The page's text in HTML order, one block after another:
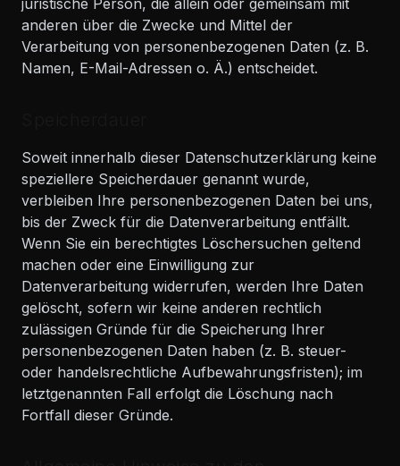
juristische Person, die allein oder gemeinsam mit
anderen über die Zwecke und Mittel der
Verarbeitung von personenbezogenen Daten (z. B.
Namen, E-Mail-Adressen o. Ä.) entscheidet.
Soweit innerhalb dieser Datenschutzerklärung keine
speziellere Speicherdauer genannt wurde,
verbleiben Ihre personenbezogenen Daten bei uns,
bis der Zweck für die Datenverarbeitung entfällt.
Wenn Sie ein berechtigtes Löschersuchen geltend
machen oder eine Einwilligung zur
Datenverarbeitung widerrufen, werden Ihre Daten
gelöscht, sofern wir keine anderen rechtlich
zulässigen Gründe für die Speicherung Ihrer
personenbezogenen Daten haben (z. B. steuer-
oder handelsrechtliche Aufbewahrungsfristen); im
letztgenannten Fall erfolgt die Löschung nach
Fortfall dieser Gründe.